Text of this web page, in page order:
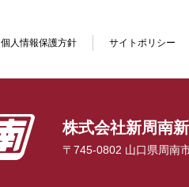
個人情報保護方針 サイトポリシー
株式会社新周南
〒745-0802 山口県周南